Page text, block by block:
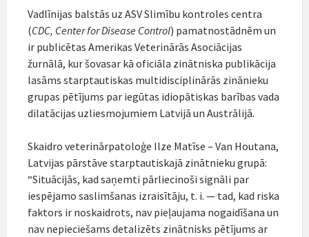
Vadlīnijas balstās uz ASV Slimību kontroles centra
(CDC, Center for Disease Control) pamatnostādnēm un
ir publicētas Amerikas Veterinārās Asociācijas
žurnālā, kur šovasar kā oficiāla zinātniska publikācija
lasāms starptautiskas multidisciplinārās zinānieku
grupas pētījums par iegūtas idiopātiskas barības vada
dilatācijas uzliesmojumiem Latvijā un Austrālijā.
Skaidro veterinārpatoloģe Ilze Matīse – Van Houtana,
Latvijas pārstāve starptautiskajā zinātnieku grupā:
“Situācijās, kad saņemti pārliecinoši signāli par
iespējamo saslimšanas izraisītāju, t. i. — tad, kad riska
faktors ir noskaidrots, nav pieļaujama nogaidīšana un
nav nepieciešams detalizēts zinātnisks pētījums ar